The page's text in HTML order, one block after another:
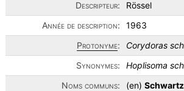
Descripteur:
Rössel
Année de description:
1963
Protonyme:
Corydoras
Synonymes:
Hoplisoma
Noms communs:
(en)